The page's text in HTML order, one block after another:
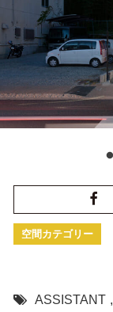
空間カテゴリー
ASSISTANT ,